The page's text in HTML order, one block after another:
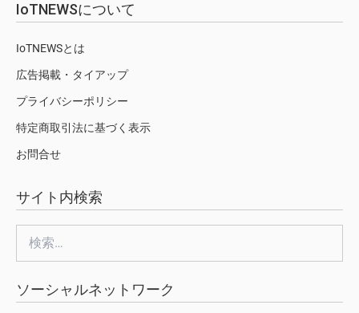
IoTNEWSについて
IoTNEWSとは
広告掲載・タイアップ
プライバシーポリシー
特定商取引法に基づく表示
お問合せ
サイト内検索
索:
ソーシャルネットワーク